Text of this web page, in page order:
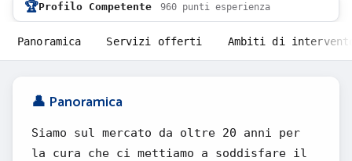
🏆Profilo Competente 960 punti esperienza
Panoramica Servizi offerti Ambiti di
👤 Panoramica
Siamo sul mercato da oltre 20 anni per
la cura che ci mettiamo a soddisfare il